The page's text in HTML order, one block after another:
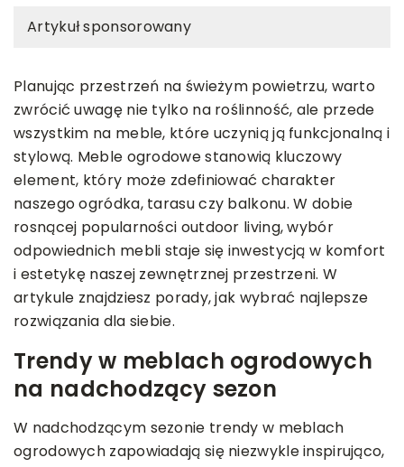
Artykuł sponsorowany
Planując przestrzeń na świeżym powietrzu, warto
zwrócić uwagę nie tylko na roślinność, ale przede
wszystkim na meble, które uczynią ją funkcjonalną i
stylową. Meble ogrodowe stanowią kluczowy
element, który może zdefiniować charakter
naszego ogródka, tarasu czy balkonu. W dobie
rosnącej popularności outdoor living, wybór
odpowiednich mebli staje się inwestycją w komfort
i estetykę naszej zewnętrznej przestrzeni. W
artykule znajdziesz porady, jak wybrać najlepsze
rozwiązania dla siebie.
Trendy w meblach ogrodowych
na nadchodzący sezon
W nadchodzącym sezonie trendy w meblach
ogrodowych zapowiadają się niezwykle inspirująco,